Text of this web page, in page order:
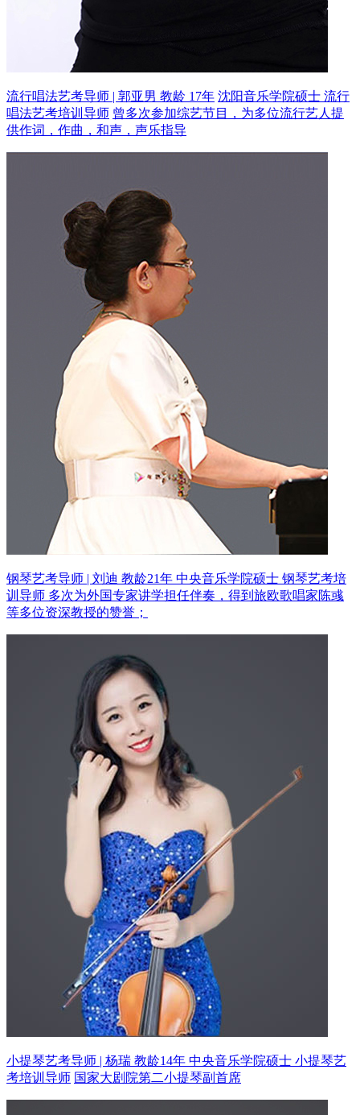
流行唱法艺考导师 | 郭亚男 教龄 17年 沈阳音乐学院硕士 流行
唱法艺考培训导师 曾多次参加综艺节目，为多位流行艺人提
供作词，作曲，和声，声乐指导
钢琴艺考导师 | 刘迪 教龄21年 中央音乐学院硕士 钢琴艺考培
训导师 多次为外国专家讲学担任伴奏，得到旅欧歌唱家陈彧
等多位资深教授的赞誉；
小提琴艺考导师 | 杨瑞 教龄14年 中央音乐学院硕士 小提琴艺
考培训导师 国家大剧院第二小提琴副首席